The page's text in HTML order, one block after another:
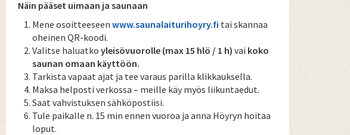
Näin pääset uimaan ja saunaan
Mene osoitteeseen www.saunalaiturihoyry.fi tai skannaa
oheinen QR-koodi.
Valitse haluatko yleisövuorolle (max 15 hlö / 1 h) vai koko
saunan omaan käyttöön.
Tarkista vapaat ajat ja tee varaus parilla klikkauksella.
Maksa helposti verkossa – meille käy myös liikuntaedut.
Saat vahvistuksen sähköpostiisi.
Tule paikalle n. 15 min ennen vuoroa ja anna Höyryn hoitaa
loput.